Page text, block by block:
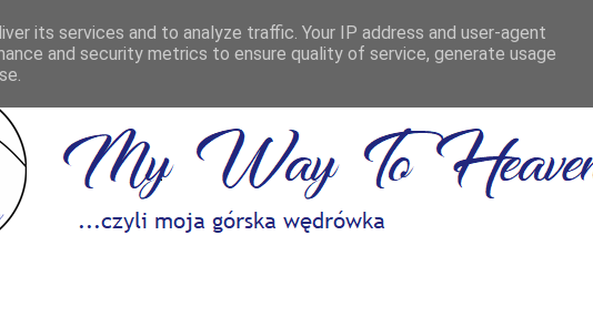
its services and to analyze traffic. Your IP address and user-agent
and security metrics to ensure quality of service, generate usage